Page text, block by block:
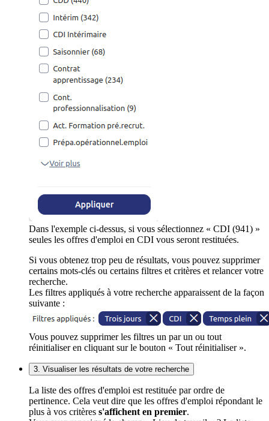
Dans l'exemple ci-dessus, si vous sélectionnez « CDI (941) »
seules les offres d'emploi en CDI vous seront restituées.
Si vous obtenez trop peu de résultats, vous pouvez supprimer
certains mots-clés ou certains filtres et critères et relancer votre
recherche.
Les filtres appliqués à votre recherche apparaissent de la façon
suivante :
Vous pouvez supprimer les filtres un par un ou tout
réinitialiser en cliquant sur le bouton « Tout réinitialiser ».
3. Visualiser les résultats de votre recherche
La liste des offres d'emploi est restituée par ordre de
pertinence. Cela veut dire que les offres d'emploi répondant le
plus à vos critères s'affichent en premier.